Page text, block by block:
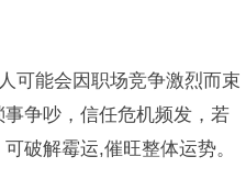
可能会因职场竞争激烈而束
争吵，信任危机频发，若
破解霉运,催旺整体运势。